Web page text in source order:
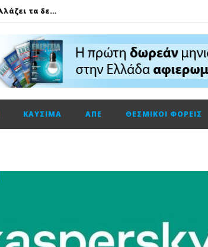
GSI: Η είσοδος της Meridiam αλλάζει τα δεδομένα για τη διασύνδεση Ελλάδας – Κύπρου
Φυσικό αέριο: Σε ιστορικά χαμηλά τα αποθέματα της Ευρώπης
Metlen: Σε επίπεδο ρεκόρ τα EBITDA το εξάμηνο, στα 550 εκατ. ευρώ – Κέρδη 2,18 ευρώ ανά μετοχή
Cenergy: Κέρδη εξαμήνου +45,3% με πωλήσεις +13%
ΚΑΎΣΙΜΑ ΑΠΕ ΘΕΣΜΙΚΟΊ ΦΟΡΕΊΣ